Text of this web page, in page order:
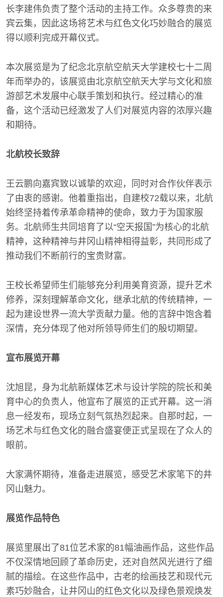
长李建伟负责了整个活动的主持工作。众多尊贵的来
宾云集，因此这场将艺术与红色文化巧妙融合的展览
得以顺利完成开幕仪式。
本次展览是为了纪念北京航空航天大学建校七十二周
年而举办的，该展览由北京航空航天大学与文化和旅
游部艺术发展中心联手策划和执行。经过精心的准
备，这个活动已经激发了人们对展览内容的浓厚兴趣
和期待。
北航校长致辞
王云鹏向嘉宾致以诚挚的欢迎，同时对合作伙伴表示
了由衷的感谢。他着重指出，自建校72载以来，北航
始终坚持着传承革命精神的使命，致力于为国家服
务。北航师生共同培育了以“空天报国”为核心的北航
精神，这种精神与井冈山精神相得益彰，共同形成了
推动我们不断前行的宝贵财富。
王校长希望师生们能够充分利用美育资源，提升艺术
修养，深刻理解革命文化，继承北航的传统精神，一
起为建设世界一流大学贡献力量。他的言辞中饱含着
深情，充分体现了他对所领导师生们的殷切期望。
宣布展览开幕
沈旭昆，身为北航新媒体艺术与设计学院的院长和美
育中心的负责人，他宣布了展览的正式开幕。这一消
息一经发布，现场立刻气氛热烈起来。自那时起，一
场艺术与红色文化的融合盛宴便正式呈现在了众人的
眼前。
大家满怀期待，准备走进展览，感受艺术家笔下的井
冈山魅力。
展览作品特色
展览里展出了81位艺术家的81幅油画作品，这些作品
不仅深情地回顾了革命历史，还对自然风光进行了细
腻的描绘。在这些作品中，古老的绘画技艺和现代元
素巧妙融合，让井冈山的红色文化以及绿色景观焕发